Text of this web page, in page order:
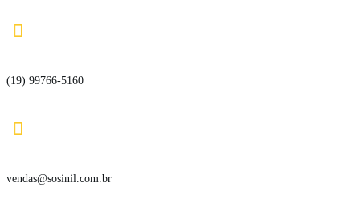

(19) 99766-5160

vendas@sosinil.com.br